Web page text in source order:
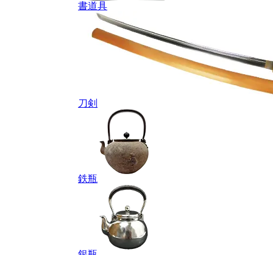
書道具
刀剣
鉄瓶